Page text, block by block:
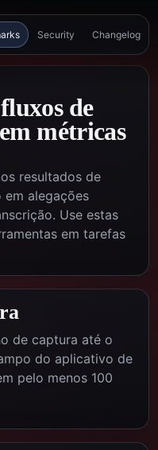
Security Changelog
de
métricas
resultados de
alegações
Use estas
em tarefas
de captura até o
do aplicativo de
pelo menos 100